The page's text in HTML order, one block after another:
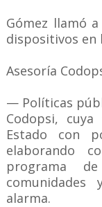
Gómez llamó
dispositivos en
Asesoría
— Políticas
Codopsi,
Estado con
elaborando
programa
alarma.